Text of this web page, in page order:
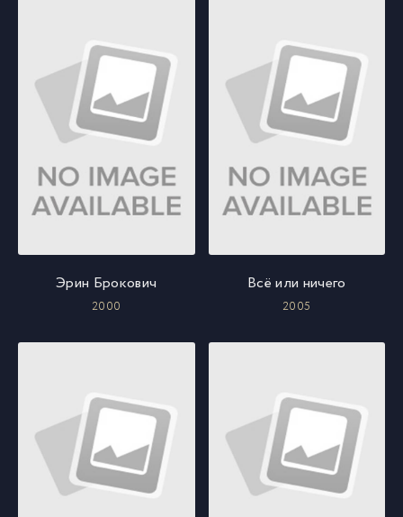
Эрин Брокович
2000
Всё или ничего
2005